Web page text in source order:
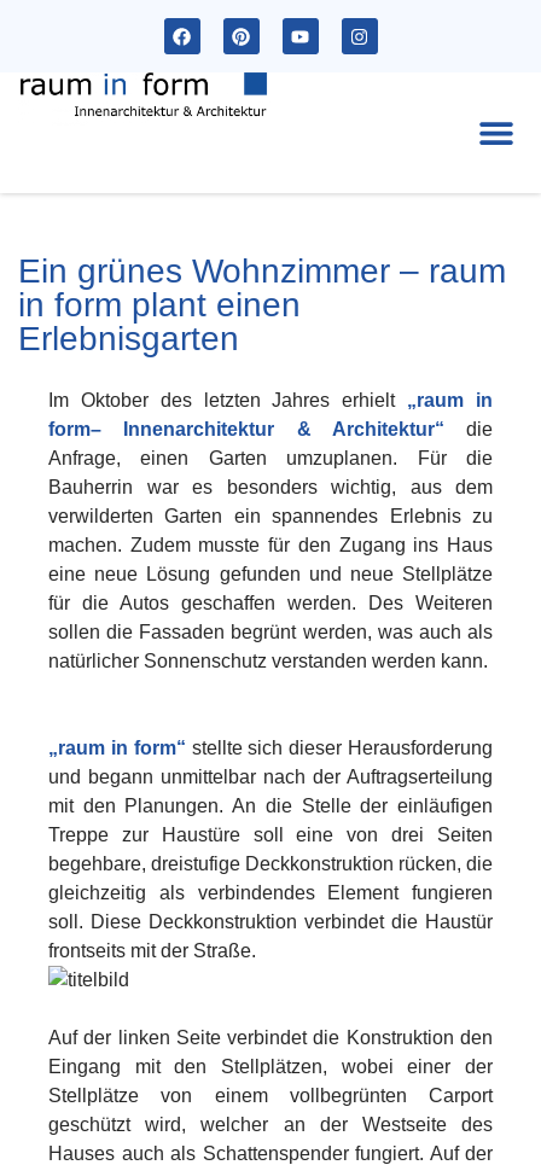
Ein grünes Wohnzimmer – raum
in form plant einen
Erlebnisgarten
Im Oktober des letzten Jahres erhielt „raum in
form– Innenarchitektur & Architektur“ die
Anfrage, einen Garten umzuplanen. Für die
Bauherrin war es besonders wichtig, aus dem
verwilderten Garten ein spannendes Erlebnis zu
machen. Zudem musste für den Zugang ins Haus
eine neue Lösung gefunden und neue Stellplätze
für die Autos geschaffen werden. Des Weiteren
sollen die Fassaden begrünt werden, was auch als
natürlicher Sonnenschutz verstanden werden kann.
„raum in form“ stellte sich dieser Herausforderung
und begann unmittelbar nach der Auftragserteilung
mit den Planungen. An die Stelle der einläufigen
Treppe zur Haustüre soll eine von drei Seiten
begehbare, dreistufige Deckkonstruktion rücken, die
gleichzeitig als verbindendes Element fungieren
soll. Diese Deckkonstruktion verbindet die Haustür
frontseits mit der Straße.
Auf der linken Seite verbindet die Konstruktion den
Eingang mit den Stellplätzen, wobei einer der
Stellplätze von einem vollbegrünten Carport
geschützt wird, welcher an der Westseite des
Hauses auch als Schattenspender fungiert. Auf der